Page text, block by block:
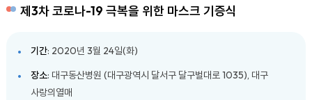
제3차 코로나-19 극복을 위한 마스크 기증식
기간: 2020년 3월 24일(화)
장소: 대구동산병원 (대구광역시 달서구 달구벌대로 1035), 대구
사랑의열매